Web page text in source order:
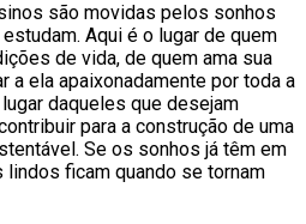
são movidas pelos sonhos
Aqui é o lugar de quem
de vida, de quem ama sua
a ela apaixonadamente por toda a
daqueles que desejam
para a construção de uma
Se os sonhos já têm em
ficam quando se tornam